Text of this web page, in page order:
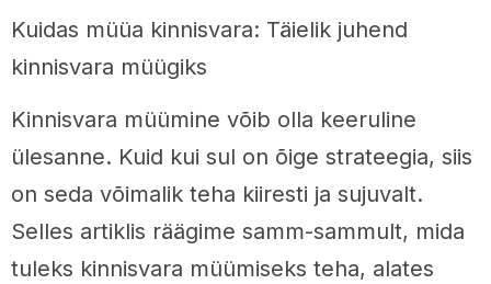
Kuidas müüa kinnisvara: Täielik juhend
kinnisvara müügiks
Kinnisvara müümine võib olla keeruline
ülesanne. Kuid kui sul on õige strateegia, siis
on seda võimalik teha kiiresti ja sujuvalt.
Selles artiklis räägime samm-sammult, mida
tuleks kinnisvara müümiseks teha, alates